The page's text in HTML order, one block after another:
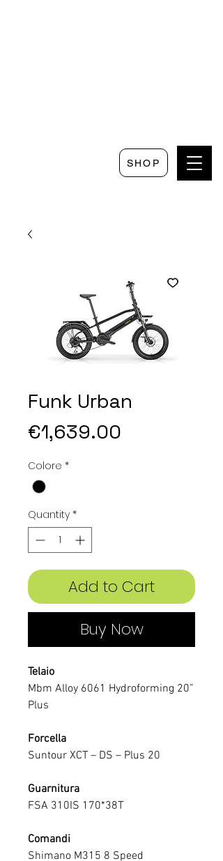
SHOP
Funk Urban
€1,639.00
Colore *
Quantity *
Add to Cart
Buy Now
Telaio
Mbm Alloy 6061 Hydroforming 20”
Plus
Forcella
Suntour XCT – DS – Plus 20
Guarnitura
FSA 310IS 170*38T
Comandi
Shimano M315 8 Speed